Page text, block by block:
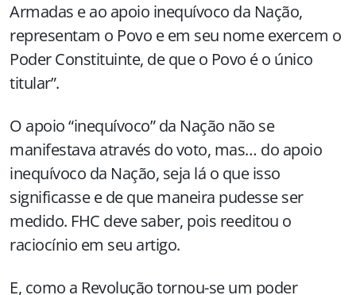
Armadas e ao apoio inequívoco da Nação,
representam o Povo e em seu nome exercem o
Poder Constituinte, de que o Povo é o único
titular”.
O apoio “inequívoco” da Nação não se
manifestava através do voto, mas… do apoio
inequívoco da Nação, seja lá o que isso
significasse e de que maneira pudesse ser
medido. FHC deve saber, pois reeditou o
raciocínio em seu artigo.
E, como a Revolução tornou-se um poder